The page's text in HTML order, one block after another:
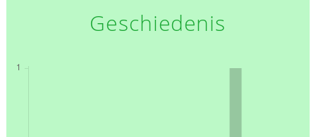
Geschiedenis